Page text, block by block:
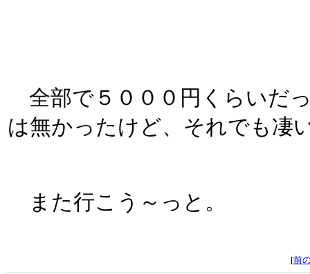
全部で５０００円くらいだ
は無かったけど、それでも凄
また行こう～っと。
[前